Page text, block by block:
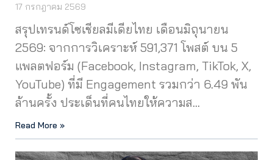
17 กรกฎาคม 2569
สรุปเทรนด์โซเชียลมีเดียไทย เดือนมิถุนายน
2569: จากการวิเคราะห์ 591,371 โพสต์ บน 5
แพลตฟอร์ม (Facebook, Instagram, TikTok, X,
YouTube) ที่มี Engagement รวมกว่า 6.49 พัน
ล้านครั้ง ประเด็นที่คนไทยให้ความส…
Read More »